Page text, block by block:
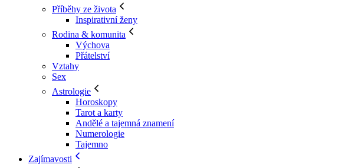
Příběhy ze života
Inspirativní ženy
Rodina & komunita
Výchova
Přátelství
Vztahy
Sex
Astrologie
Horoskopy
Tarot a karty
Andělé a tajemná znamení
Numerologie
Tajemno
Zajímavosti